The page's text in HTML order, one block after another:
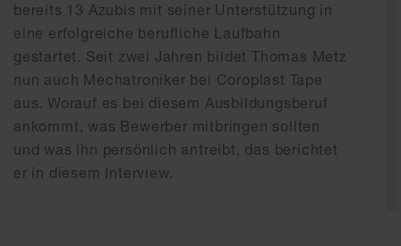
bereits 13 Azubis mit seiner Unterstützung in
eine erfolgreiche berufliche Laufbahn
gestartet. Seit zwei Jahren bildet Thomas Metz
nun auch Mechatroniker bei Coroplast Tape
aus. Worauf es bei diesem Ausbildungsberuf
ankommt, was Bewerber mitbringen sollten
und was ihn persönlich antreibt, das berichtet
er in diesem Interview.